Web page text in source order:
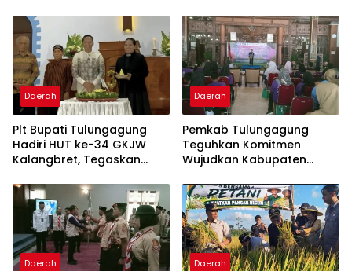
Tulungagung”
Daerah
Plt Bupati Tulungagung
Hadiri HUT ke-34 GKJW
Kalangbret, Tegaskan
Kerukunan
Daerah
Pemkab Tulungagung
Teguhkan Komitmen
Wujudkan Kabupaten
Anak 2026
Daerah Daerah